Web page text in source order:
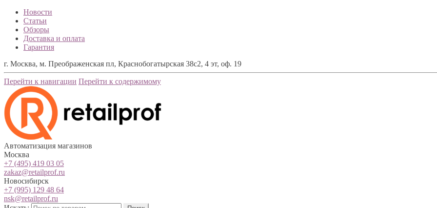
Новости
Статьи
Обзоры
Доставка и оплата
Гарантия
г. Москва, м. Преображенская пл, Краснобогатырская 38с2, 4 эт, оф. 19
Перейти к навигации Перейти к содержимому
Автоматизация магазинов
Москва
+7 (495) 419 03 05
zakaz@retailprof.ru
Новосибирск
+7 (995) 129 48 64
nsk@retailprof.ru